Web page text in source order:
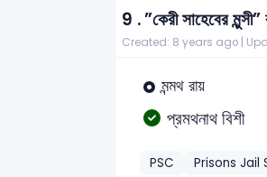
9 .”কেরী সাহেবের
Created: 8 years ago |
মন্মথ রায়
প্রমথনাথ বিশী
PSC Prisons Jail